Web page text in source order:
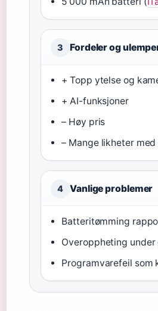
3 Fordeler og
+ Topp ytelse og
+ AI-funksjoner
– Høy pris
– Mange likheter
4 Vanlige problemer
Batteritømming
Overoppheting under
Programvarefeil som